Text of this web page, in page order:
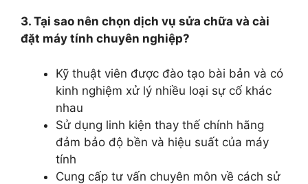
3. Tại sao nên chọn dịch vụ sửa chữa và cài
đặt máy tính chuyên nghiệp?
Kỹ thuật viên được đào tạo bài bản và có
kinh nghiệm xử lý nhiều loại sự cố khác
nhau
Sử dụng linh kiện thay thế chính hãng
đảm bảo độ bền và hiệu suất của máy
tính
Cung cấp tư vấn chuyên môn về cách sử